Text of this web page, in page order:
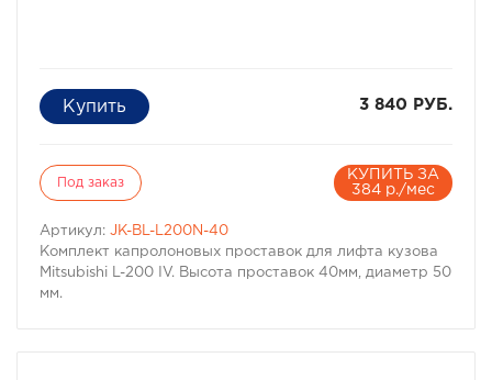
3 840 РУБ.
Под заказ
КУПИТЬ ЗА
384 р./мес
Артикул: JK-BL-L200N-40
Комплект капролоновых проставок для лифта кузова
Mitsubishi L-200 IV. Высота проставок 40мм, диаметр 50
мм.